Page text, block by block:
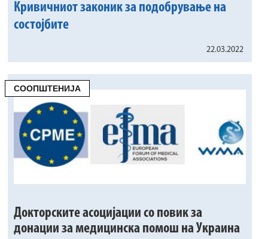
Кривичниот законик за подобрување на
состојбите
22.03.2022
СООПШТЕНИЈА
Докторските асоцијации со повик за
донации за медицинска помош на Украина